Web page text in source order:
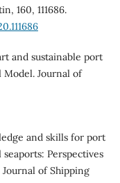
160, 111686.
and sustainable port
Journal of
and skills for port
Perspectives
of Shipping